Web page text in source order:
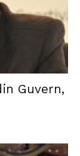
Guvern,